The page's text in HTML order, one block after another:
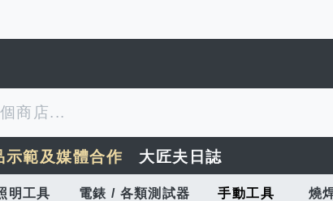
範及媒體合作 大匠夫日誌
明工具 電錶 / 各類測試器 手動工具 燒